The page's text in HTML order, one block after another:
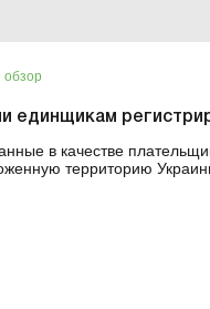
обзор
единщикам
в качестве
территорию